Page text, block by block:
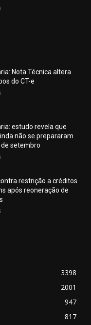
Nota Técnica altera
do CT-e
estudo revela que
não se prepararam
setembro
restrição a créditos
após reoneração de
3398
2001
947
817